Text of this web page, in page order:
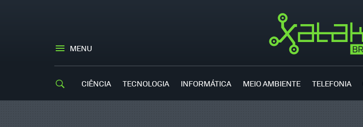
MENU
CIÊNCIA TECNOLOGIA INFORMÁTICA MEIO AMBIENTE TELEFONIA